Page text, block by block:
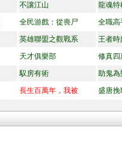
不讓江山 龍魂特
全民游戲：從喪尸 全職高
英雄聯盟之觀戰系 王者時
天才俱樂部 修真四
馭房有術 助鬼為
長生百萬年，我被 盛唐挽